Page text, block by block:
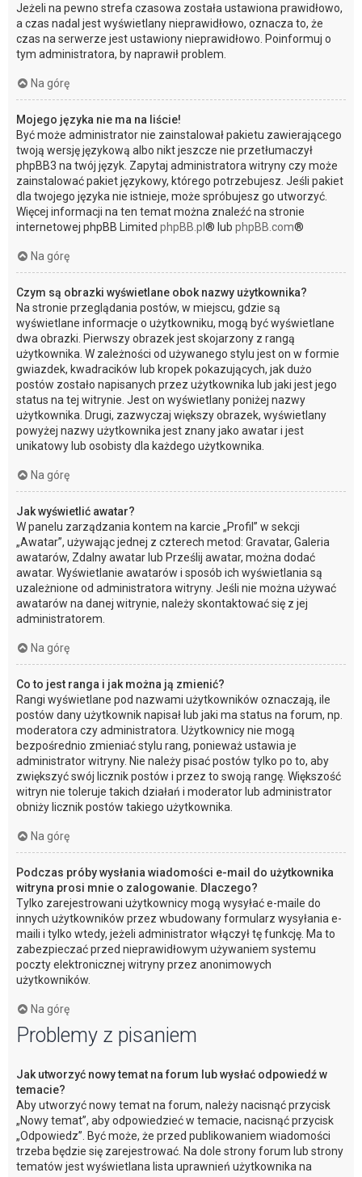
Jeżeli na pewno strefa czasowa została ustawiona prawidłowo,
a czas nadal jest wyświetlany nieprawidłowo, oznacza to, że
czas na serwerze jest ustawiony nieprawidłowo. Poinformuj o
tym administratora, by naprawił problem.
Na górę
Mojego języka nie ma na liście!
Być może administrator nie zainstalował pakietu zawierającego
twoją wersję językową albo nikt jeszcze nie przetłumaczył
phpBB3 na twój język. Zapytaj administratora witryny czy może
zainstalować pakiet językowy, którego potrzebujesz. Jeśli pakiet
dla twojego języka nie istnieje, może spróbujesz go utworzyć.
Więcej informacji na ten temat można znaleźć na stronie
internetowej phpBB Limited phpBB.pl ® lub phpBB.com®
Na górę
Czym są obrazki wyświetlane obok nazwy użytkownika?
Na stronie przeglądania postów, w miejscu, gdzie są
wyświetlane informacje o użytkowniku, mogą być wyświetlane
dwa obrazki. Pierwszy obrazek jest skojarzony z rangą
użytkownika. W zależności od używanego stylu jest on w formie
gwiazdek, kwadracików lub kropek pokazujących, jak dużo
postów zostało napisanych przez użytkownika lub jaki jest jego
status na tej witrynie. Jest on wyświetlany poniżej nazwy
użytkownika. Drugi, zazwyczaj większy obrazek, wyświetlany
powyżej nazwy użytkownika jest znany jako awatar i jest
unikatowy lub osobisty dla każdego użytkownika.
Na górę
Jak wyświetlić awatar?
W panelu zarządzania kontem na karcie „Profil” w sekcji
„Awatar”, używając jednej z czterech metod: Gravatar, Galeria
awatarów, Zdalny awatar lub Prześlij awatar, można dodać
awatar. Wyświetlanie awatarów i sposób ich wyświetlania są
uzależnione od administratora witryny. Jeśli nie można używać
awatarów na danej witrynie, należy skontaktować się z jej
administratorem.
Na górę
Co to jest ranga i jak można ją zmienić?
Rangi wyświetlane pod nazwami użytkowników oznaczają, ile
postów dany użytkownik napisał lub jaki ma status na forum, np.
moderatora czy administratora. Użytkownicy nie mogą
bezpośrednio zmieniać stylu rang, ponieważ ustawia je
administrator witryny. Nie należy pisać postów tylko po to, aby
zwiększyć swój licznik postów i przez to swoją rangę. Większość
witryn nie toleruje takich działań i moderator lub administrator
obniży licznik postów takiego użytkownika.
Na górę
Podczas próby wysłania wiadomości e-mail do użytkownika
witryna prosi mnie o zalogowanie. Dlaczego?
Tylko zarejestrowani użytkownicy mogą wysyłać e-maile do
innych użytkowników przez wbudowany formularz wysyłania e-
maili i tylko wtedy, jeżeli administrator włączył tę funkcję. Ma to
zabezpieczać przed nieprawidłowym używaniem systemu
poczty elektronicznej witryny przez anonimowych
użytkowników.
Na górę
Problemy z pisaniem
Jak utworzyć nowy temat na forum lub wysłać odpowiedź w
temacie?
Aby utworzyć nowy temat na forum, należy nacisnąć przycisk
„Nowy temat”, aby odpowiedzieć w temacie, nacisnąć przycisk
„Odpowiedz”. Być może, że przed publikowaniem wiadomości
trzeba będzie się zarejestrować. Na dole strony forum lub strony
tematów jest wyświetlana lista uprawnień użytkownika na